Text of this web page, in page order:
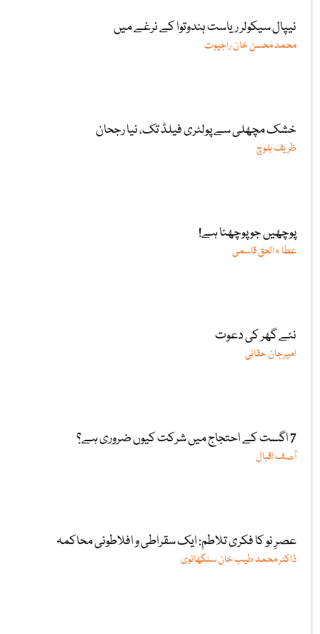
نیپال سیکولر ریاست ہندوتوا کے نرغے میں
محمد محسن خان راجپوت
خشک مچھلی سے پولٹری فیلڈ تک، نیا رجحان
ظریف بلوچ
پوچھیں جو پوچھنا ہے!
عطا ء الحق قاسمی
نئے گھر کی دعوت
امیرجان حقانی
7 اگست کے احتجاج میں شرکت کیوں ضروری ہے؟
آصف اقبال
عصرِ نو کا فکری تلاطم: ایک سقراطی و افلاطونی محاکمہ
ڈاکٹر محمد طیب خان سنگھانوی